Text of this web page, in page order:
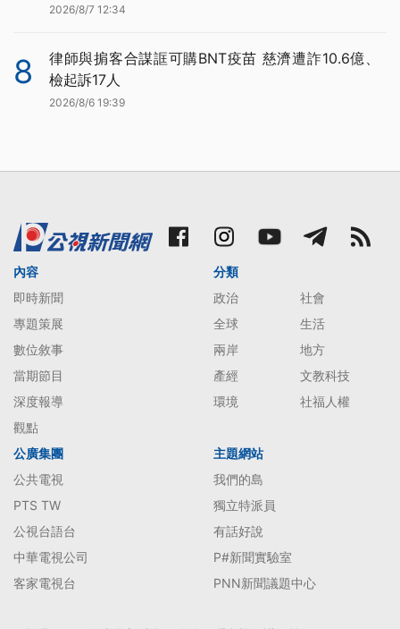
2026/8/7 12:34
8
律師與掮客合謀誆可購BNT疫苗 慈濟遭詐10.6億、
檢起訴17人
2026/8/6 19:39
內容
即時新聞
專題策展
數位敘事
當期節目
深度報導
觀點
分類
政治
社會
全球
生活
兩岸
地方
產經
文教科技
環境
社福人權
公廣集團
公共電視
PTS TW
公視台語台
中華電視公司
客家電視台
主題網站
我們的島
獨立特派員
有話好說
P#新聞實驗室
PNN新聞議題中心